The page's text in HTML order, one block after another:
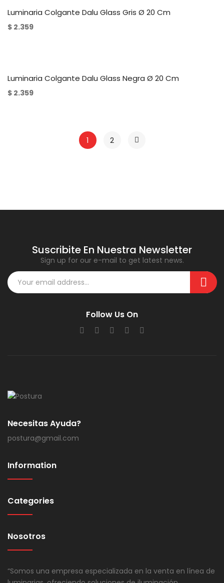
Luminaria Colgante Dalu Glass Gris Ø 20 Cm
$ 2.359
Luminaria Colgante Dalu Glass Negra Ø 20 Cm
$ 2.359
1 2
Suscribite En Nuestra Newsletter
Sign up for our e-mail to get latest news.
Follow Us On
Necesitas Ayuda?
postura@gmail.com
Information
Categories
Nosotros
“Somos una empresa especializada en la venta en línea de